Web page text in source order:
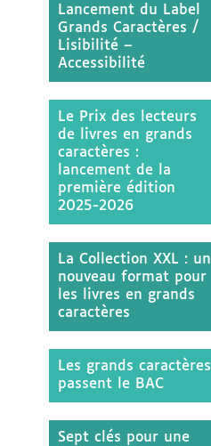
Lancement du Label
Grands Caractères /
Lisibilité –
Accessibilité
Le Prix des lecteurs
de livres en grands
caractères :
lancement de la
première édition
2025-2026
La Collection XXL : un
nouveau format pour
les livres en grands
caractères
Les grands caractères
passent le BAC
Sept clés pour une